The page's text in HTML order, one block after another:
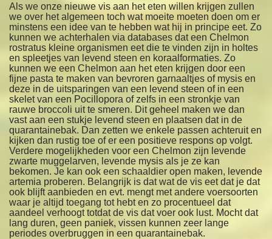
Als we onze nieuwe vis aan het eten willen krijgen zullen
we over het algemeen toch wat moeite moeten doen om er
minstens een idee van te hebben wat hij in principe eet. Zo
kunnen we achterhalen via databases dat een Chelmon
rostratus kleine organismen eet die te vinden zijn in holtes
en spleetjes van levend steen en koraalformaties. Zo
kunnen we een Chelmon aan het eten krijgen door een
fijne pasta te maken van bevroren garnaaltjes of mysis en
deze in de uitsparingen van een levend steen of in een
skelet van een Pocillopora of zelfs in een stronkje van
rauwe broccoli uit te smeren. Dit geheel maken we dan
vast aan een stukje levend steen en plaatsen dat in de
quarantainebak. Dan zetten we enkele passen achteruit en
kijken dan rustig toe of er een positieve respons op volgt.
Verdere mogelijkheden voor een Chelmon zijn levende
zwarte muggelarven, levende mysis als je ze kan
bekomen. Je kan ook een schaaldier open maken, levende
artemia proberen. Belangrijk is dat wat de vis eet dat je dat
ook blijft aanbieden en evt. mengt met andere voersoorten
waar je altijd toegang tot hebt en zo procentueel dat
aandeel verhoogt totdat de vis dat voer ook lust. Mocht dat
lang duren, geen paniek, vissen kunnen zeer lange
periodes overbruggen in een quarantainebak.